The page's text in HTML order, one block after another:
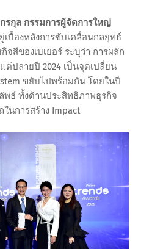
รกุล กรรมการผู้จัดการใหญ่
เบื้องหลังการขับเคลื่อนกลยุทธ์
จสีของเบเยอร์ ระบุว่า การผลัก
ต่ปลายปี 2024 เป็นจุดเปลี่ยน
ขยับไปพร้อมกัน โดยในปี
พธ์ ทั้งด้านประสิทธิภาพธุรกิจ
นการสร้าง Impact